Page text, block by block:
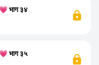
भाग ३४
भाग ३५